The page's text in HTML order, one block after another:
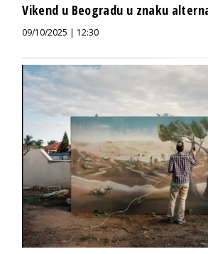
Vikend u Beogradu u znaku
09/10/2025 | 12:30